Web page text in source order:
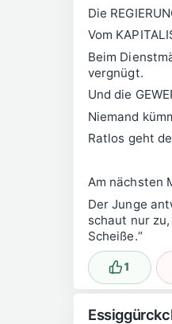
Die
Vom
Beim
vergnügt.
Und die
Niemand
Ratlos geht
Am nächsten
Der Junge
schaut nur
Scheiße.“
Lustig
1